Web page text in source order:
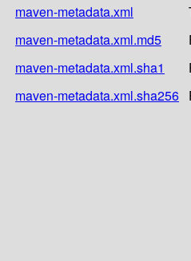
maven-metadata.xml
maven-metadata.xml.md5
maven-metadata.xml.sha1
maven-metadata.xml.sha256